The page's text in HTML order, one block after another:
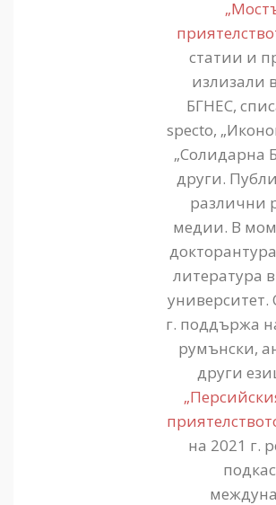
статии и
излизали
БГНЕС,
specto,
„Солидарна
други.
различни
медии. В
литература
г. поддържа
румънски,
други
на 2021 г.